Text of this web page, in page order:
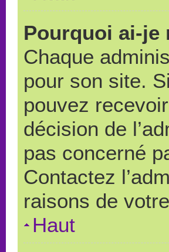
Pourquoi ai-je
Chaque
pour son site.
pouvez
décision de
pas concerné
Contactez
raisons de
Haut